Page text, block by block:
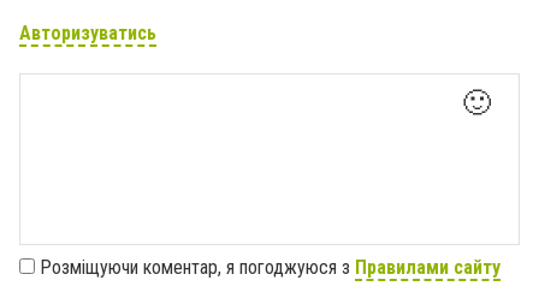
Авторизуватись
🙂
Розміщуючи коментар, я погоджуюся з Правилами сайту